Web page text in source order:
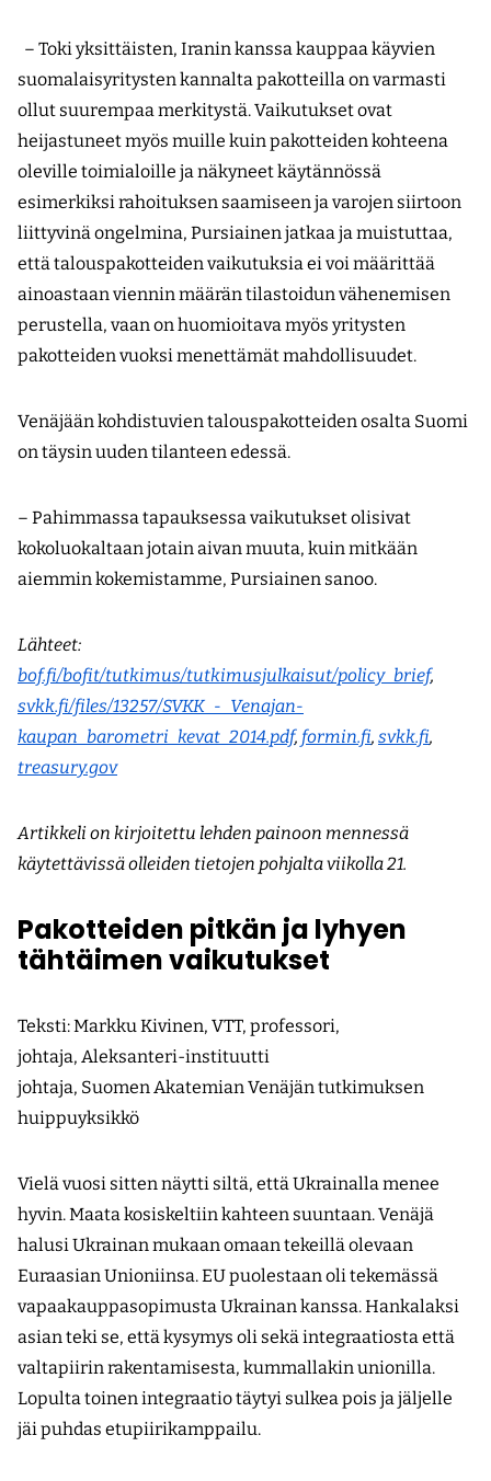
– Toki yksittäisten, Iranin kanssa kauppaa käyvien
suomalaisyritysten kannalta pakotteilla on varmasti
ollut suurempaa merkitystä. Vaikutukset ovat
heijastuneet myös muille kuin pakotteiden kohteena
oleville toimialoille ja näkyneet käytännössä
esimerkiksi rahoituksen saamiseen ja varojen siirtoon
liittyvinä ongelmina, Pursiainen jatkaa ja muistuttaa,
että talouspakotteiden vaikutuksia ei voi määrittää
ainoastaan viennin määrän tilastoidun vähenemisen
perustella, vaan on huomioitava myös yritysten
pakotteiden vuoksi menettämät mahdollisuudet.
Venäjään kohdistuvien talouspakotteiden osalta Suomi
on täysin uuden tilanteen edessä.
– Pahimmassa tapauksessa vaikutukset olisivat
kokoluokaltaan jotain aivan muuta, kuin mitkään
aiemmin kokemistamme, Pursiainen sanoo.
Lähteet:
bof.fi/bofit/tutkimus/tutkimusjulkaisut/policy_brief,
svkk.fi/files/13257/SVKK_-_Venajan-
kaupan_barometri_kevat_2014.pdf, formin.fi, svkk.fi,
treasury.gov
Artikkeli on kirjoitettu lehden painoon mennessä
käytettävissä olleiden tietojen pohjalta viikolla 21.
Pakotteiden pitkän ja lyhyen
tähtäimen vaikutukset
Teksti:Markku Kivinen, VTT, professori,
johtaja, Aleksanteri-instituutti
johtaja, Suomen Akatemian Venäjän tutkimuksen
huippuyksikkö
Vielä vuosi sitten näytti siltä, että Ukrainalla menee
hyvin. Maata kosiskeltiin kahteen suuntaan. Venäjä
halusi Ukrainan mukaan omaan tekeillä olevaan
Euraasian Unioniinsa. EU puolestaan oli tekemässä
vapaakauppasopimusta Ukrainan kanssa. Hankalaksi
asian teki se, että kysymys oli sekä integraatiosta että
valtapiirin rakentamisesta, kummallakin unionilla.
Lopulta toinen integraatio täytyi sulkea pois ja jäljelle
jäi puhdas etupiirikamppailu.